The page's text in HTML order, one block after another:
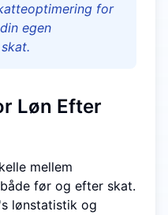
for
egen
Løn Efter
mellem
før og efter skat.
lønstatistik og